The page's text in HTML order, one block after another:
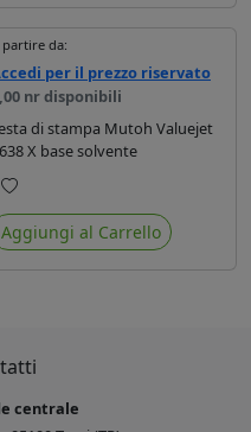
partire da:
per il prezzo riservato
nr disponibili
di stampa Mutoh Valuejet
X base solvente
Preferiti
Aggiungi al Carrello
centrale